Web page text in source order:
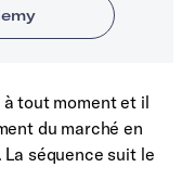
à tout moment et il
du marché en
séquence suit le